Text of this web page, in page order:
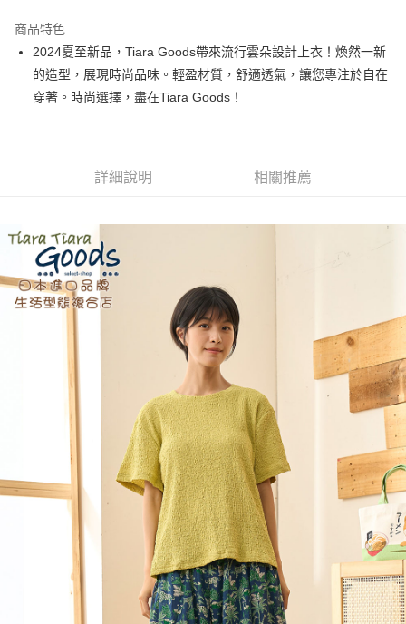
Apple Pay
街口支付
相關說明
【關於「AFTEE先享後付」】
AFTEE先享後付是「在收到商品之後才付款」的支付方式。 讓您購物簡單
便利好安心！
１．簡單：不需註冊會員、不需綁卡、不需儲值。
２．便利：只要手機號碼，簡訊認證，即可結帳。
３．安心：先確認商品／服務後，再付款。
【「AFTEE先享後付」結帳流程】
１．於結帳方式選擇「AFTEE先享後付」後，將跳轉至「AFTEE先享後付」
結帳頁面，進行簡訊認證並確認金額後，即可完成結帳。
２．訂單成立數日內，您將收到繳費通知簡訊。
３．收到繳費通知簡訊後14天內，點擊此簡訊中的連結，可透過四大超商／
ATM／網路銀行／等多元方式進行付款，方視為交易完成。
※ 請注意：結帳手續完成當下不需立刻繳費，但若您需要取消訂單，請聯絡
購買商品的店家。未經商家同意取消之訂單仍視為有效，需透過AFTEE先享
後付繳納相關費用。
※ 交易是否成功請以「AFTEE先享後付 」之結帳頁面顯示為準，若有關於
是否繳費成功／繳費後需取消欲退款等相關疑問，請聯繫「AFTEE先享後付
客戶支援中心」
https://netprotections.freshdesk.com/support/home
【注意事項】
１．透過由恩沛科技股份有限公司提供之「AFTEE先享後付」服務完成之交
易，需依本服務之必要範圍內提供個人資料，並將交易相關給付款項請求債
ATM付款
每筆NT$60，滿NT$1,800(含以上)免運費
每筆NT$60，滿NT$1,800(含以上)免運費
7-11取貨付款
每筆NT$60，滿NT$2,000(含以上)免運費
付款後7-11取貨
每筆NT$60，滿NT$2,000(含以上)免運費
黑貓宅急便(包裹尺寸60cm以下)
每筆NT$100，滿NT$2,000(含以上)免運費
商品特色
2024夏至新品，Tiara Goods帶來流行雲朵設計上衣！煥然一新
的造型，展現時尚品味。輕盈材質，舒適透氣，讓您專注於自在
穿著。時尚選擇，盡在Tiara Goods！
詳細說明 相關推薦